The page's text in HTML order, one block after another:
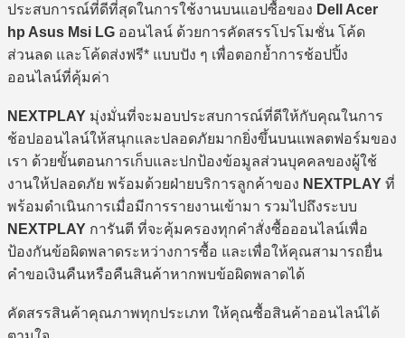
ประสบการณ์ที่ดีที่สุดในการใช้งานบนแอปซื้อของ Dell Acer
hp Asus Msi LG ออนไลน์ ด้วยการคัดสรรโปรโมชั่น โค้ด
ส่วนลด และโค้ดส่งฟรี* แบบปัง ๆ เพื่อตอกย้ำการช้อปปิ้ง
ออนไลน์ที่คุ้มค่า
NEXTPLAY มุ่งมั่นที่จะมอบประสบการณ์ที่ดีให้กับคุณในการ
ช้อปออนไลน์ให้สนุกและปลอดภัยมากยิ่งขึ้นบนแพลตฟอร์มของ
เรา ด้วยขั้นตอนการเก็บและปกป้องข้อมูลส่วนบุคคลของผู้ใช้
งานให้ปลอดภัย พร้อมด้วยฝ่ายบริการลูกค้าของ NEXTPLAY ที่
พร้อมดำเนินการเมื่อมีการรายงานเข้ามา รวมไปถึงระบบ
NEXTPLAY การันตี ที่จะคุ้มครองทุกคำสั่งซื้อออนไลน์เพื่อ
ป้องกันข้อผิดพลาดระหว่างการซื้อ และเพื่อให้คุณสามารถยื่น
คำขอเงินคืนหรือคืนสินค้าหากพบข้อผิดพลาดได้
คัดสรรสินค้าคุณภาพทุกประเภท ให้คุณซื้อสินค้าออนไลน์ได้